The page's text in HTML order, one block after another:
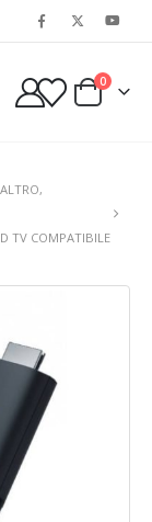
0
ALTRO,
TV COMPATIBILE